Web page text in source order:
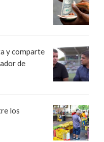
y comparte
de
los